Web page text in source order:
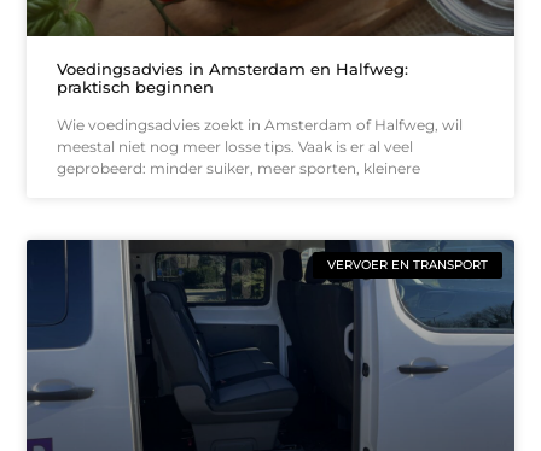
Voedingsadvies in Amsterdam en Halfweg:
praktisch beginnen
Wie voedingsadvies zoekt in Amsterdam of Halfweg, wil
meestal niet nog meer losse tips. Vaak is er al veel
geprobeerd: minder suiker, meer sporten, kleinere
VERVOER EN TRANSPORT